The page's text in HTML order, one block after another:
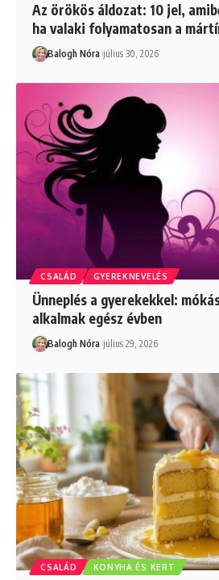
Az örökös áldozat: 10 jel,
ha valaki folyamatosan a
Balogh Nóra július 30, 2026
CSALÁD GYEREKNEVELÉS
Ünneplés a gyerekekkel:
alkalmak egész évben
Balogh Nóra július 29, 2026
CSALÁD KONYHA ÉS KERT